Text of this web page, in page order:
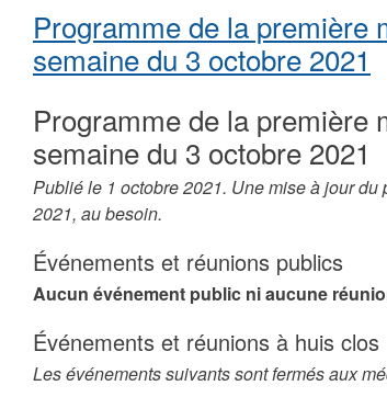
Programme de la première
semaine du 3 octobre 2021
Programme de la première
semaine du 3 octobre 2021
Publié le 1 octobre 2021. Une mise à jour
2021, au besoin.
Événements et réunions publics
Aucun événement public ni aucune
Événements et réunions à huis clos
Les événements suivants sont fermés aux